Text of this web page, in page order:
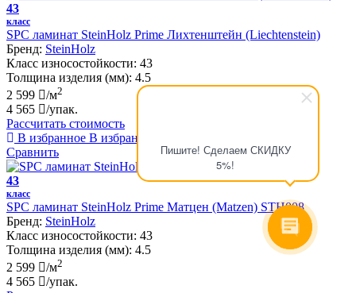
Пишите! Сделаем СКИДКУ
5%!
43
класс
SPC ламинат SteinHolz Prime Лихтенштейн (Liechtenstein)
Бренд: SteinHolz
Класс износостойкости: 43
Толщина изделия (мм): 4.5
2 599
/м2
4 565
/упак.
Рассчитать стоимость
В избранное В избранном
Сравнить
43
класс
SPC ламинат SteinHolz Prime Матцен (Matzen) STH008
Бренд: SteinHolz
Класс износостойкости: 43
Толщина изделия (мм): 4.5
2 599
/м2
4 565
/упак.